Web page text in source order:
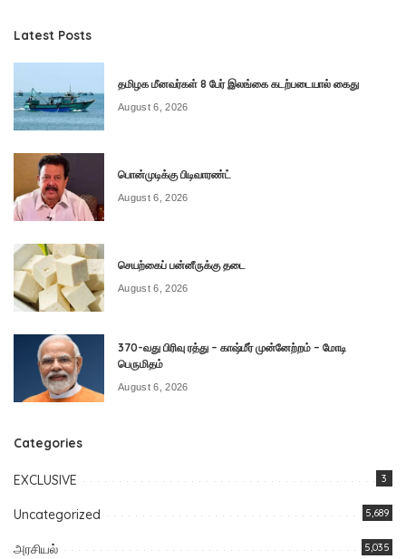
Latest Posts
தமிழக மீனவர்கள் 8 பேர் இலங்கை கடற்படையால் கைது
August 6, 2026
பொன்முடிக்கு பிடிவாரண்ட்
August 6, 2026
செயற்கைப் பன்னீருக்கு தடை
August 6, 2026
370-வது பிரிவு ரத்து – காஷ்மீர் முன்னேற்றம் – மோடி
பெருமிதம்
August 6, 2026
Categories
EXCLUSIVE 3
Uncategorized 5,689
அரசியல் 5,035